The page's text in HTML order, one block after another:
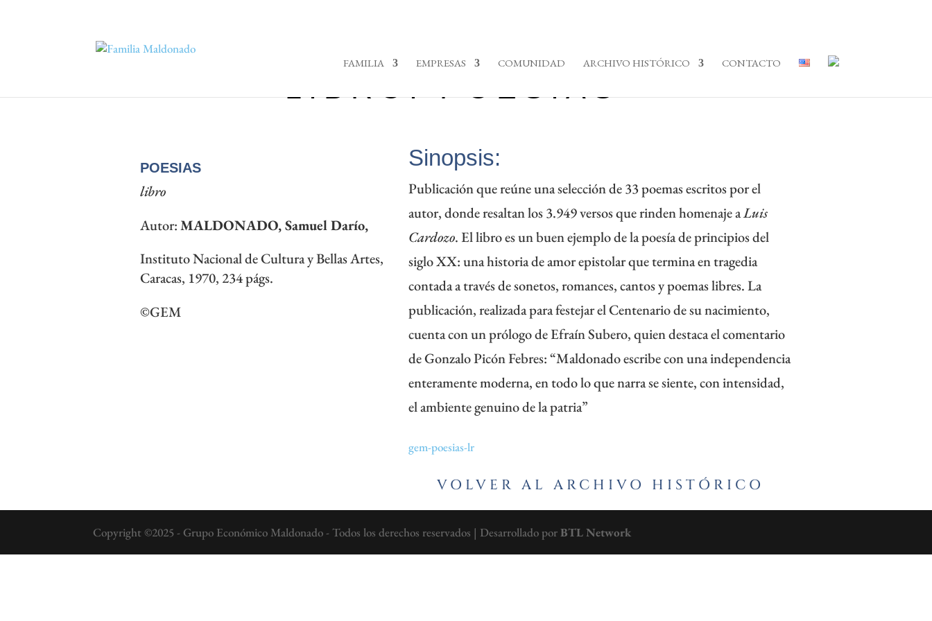
FAMILIA EMPRESAS COMUNIDAD ARCHIVO HISTÓRICO CONTACTO
LIBRO: POESÍAS
POESIAS
libro
Autor:MALDONADO, Samuel Darío,
Instituto Nacional de Cultura y Bellas Artes,
Caracas, 1970, 234 págs.
©GEM
Sinopsis:
Publicación que reúne una selección de 33 poemas escritos por el
autor, donde resaltan los 3.949 versos que rinden homenaje aLuis
Cardozo. El libro es un buen ejemplo de la poesía de principios del
siglo XX: una historia de amor epistolar que termina en tragedia
contada a través de sonetos, romances, cantos y poemas libres. La
publicación, realizada para festejar el Centenario de su nacimiento,
cuenta con un prólogo de Efraín Subero, quien destaca el comentario
de Gonzalo Picón Febres: “Maldonado escribe con una independencia
enteramente moderna, en todo lo que narra se siente, con intensidad,
el ambiente genuino de la patria”
gem-poesias-lr
VOLVER AL ARCHIVO HISTÓRICO
Copyright ©2025 - Grupo Económico Maldonado - Todos los derechos reservados | Desarrollado porBTL Network